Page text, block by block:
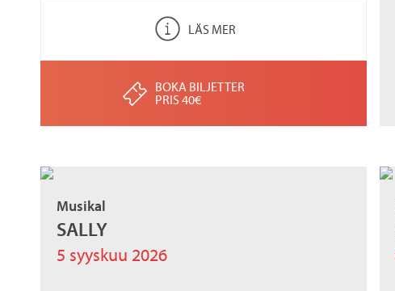
LÄS MER
BOKA BILJETTER
PRIS 40€
Musikal
SALLY
5 syyskuu 2026